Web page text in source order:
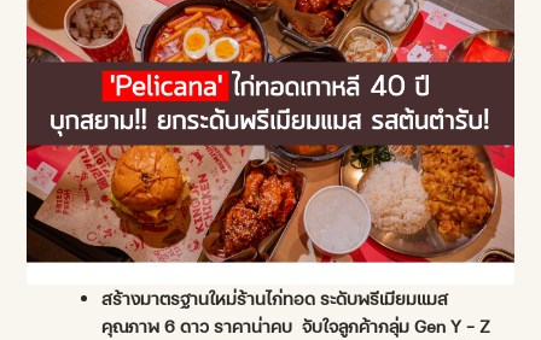
สร้างมาตรฐานใหม่ร้านไก่ทอด ระดับพรีเมียมแมส
คุณภาพ6ดาว ราคาน่าคบ จับใจลูกค้ากลุ่มGen Y – Z